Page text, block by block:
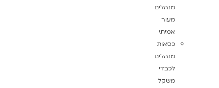
מנהלים
מעור
אמיתי
כסאות
מנהלים
לכבדי
משקל